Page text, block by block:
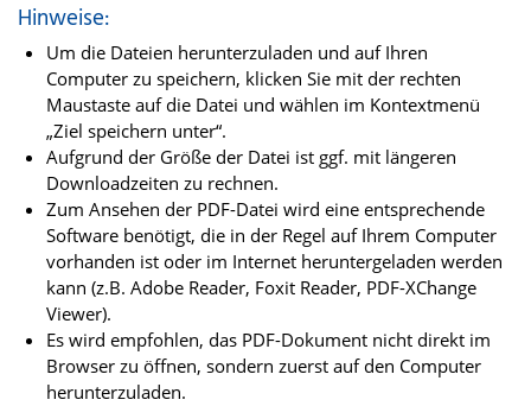
Hinweise:
Um die Dateien herunterzuladen und auf Ihren
Computer zu speichern, klicken Sie mit der rechten
Maustaste auf die Datei und wählen im Kontextmenü
„Ziel speichern unter“.
Aufgrund der Größe der Datei ist ggf. mit längeren
Downloadzeiten zu rechnen.
Zum Ansehen der PDF-Datei wird eine entsprechende
Software benötigt, die in der Regel auf Ihrem Computer
vorhanden ist oder im Internet heruntergeladen werden
kann (z.B. Adobe Reader, Foxit Reader, PDF-XChange
Viewer).
Es wird empfohlen, das PDF-Dokument nicht direkt im
Browser zu öffnen, sondern zuerst auf den Computer
herunterzuladen.